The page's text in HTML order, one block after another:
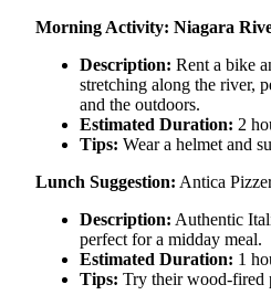
Morning Activity: Niagara
Description: Rent a bike
stretching along the river,
and the outdoors.
Estimated Duration: 2
Tips: Wear a helmet and
Lunch Suggestion: Antica
Description: Authentic
perfect for a midday meal.
Estimated Duration: 1
Tips: Try their wood-fired